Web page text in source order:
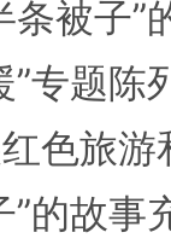
条被子”
”专题陈
色旅
”的故事